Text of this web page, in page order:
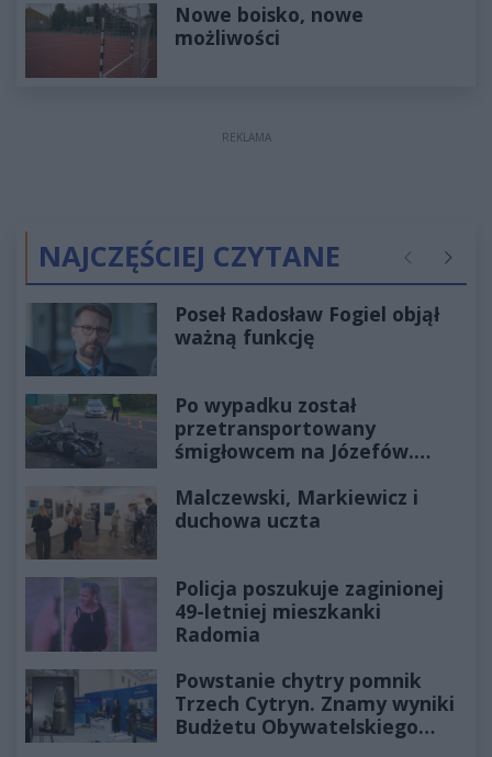
Nowe boisko, nowe
możliwości
REKLAMA
NAJCZĘŚCIEJ CZYTANE Poprzednie
Poseł Radosław Fogiel objął
ważną funkcję
Po wypadku został
przetransportowany
śmigłowcem na Józefów.
Malczewski, Markiewicz i
duchowa uczta
Policja poszukuje zaginionej
49-letniej mieszkanki
Radomia
Powstanie chytry pomnik
Trzech Cytryn. Znamy wyniki
Budżetu Obywatelskiego